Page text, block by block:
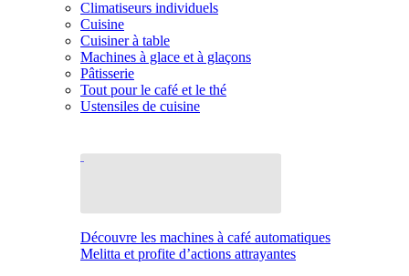
Climatiseurs individuels
Cuisine
Cuisiner à table
Machines à glace et à glaçons
Pâtisserie
Tout pour le café et le thé
Ustensiles de cuisine
Découvre les machines à café automatiques
Melitta et profite d’actions attrayantes